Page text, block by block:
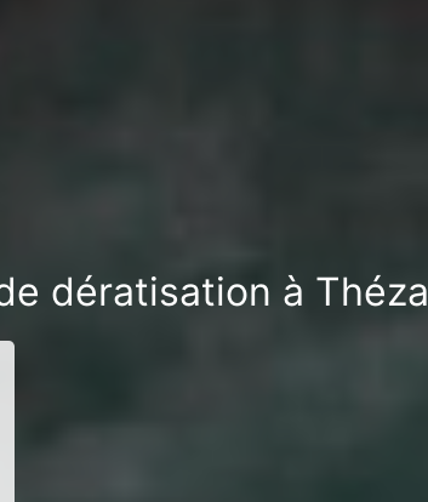
dératisation à Théza